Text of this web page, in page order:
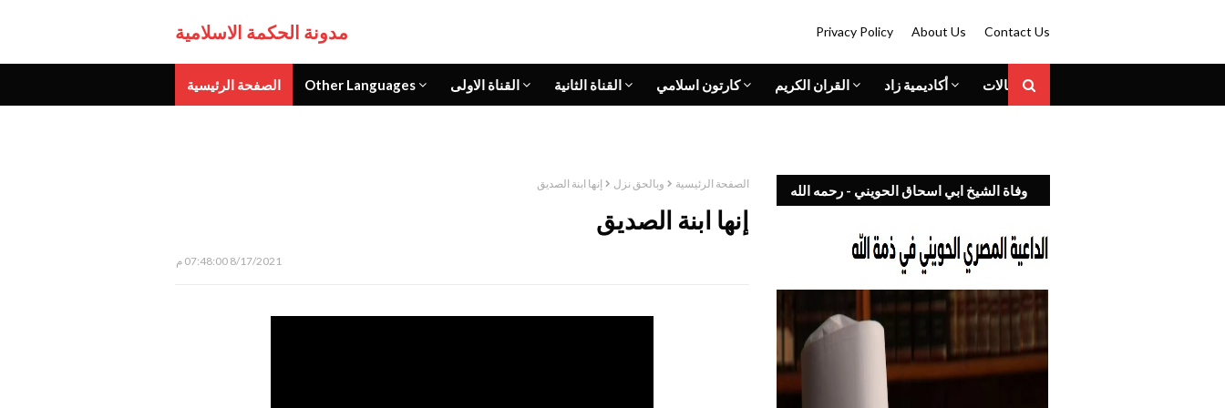
مدونة الحكمة الاسلامية Privacy Policy About Us Contact Us
الصفحة الرئيسية Other Languages القناة الاولى القناة الثانية كارتون اسلامي القران الكريم أكاديمية زاد المقالات
الصفحة الرئيسية وبالحق نزل إنها ابنة الصديق
إنها ابنة الصديق
8/17/2021 07:48:00 م
وفاة الشيخ ابي اسحاق الحويني - رحمه الله